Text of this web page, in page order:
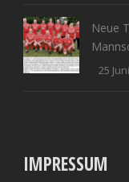
Neue
25
IMPRESSUM